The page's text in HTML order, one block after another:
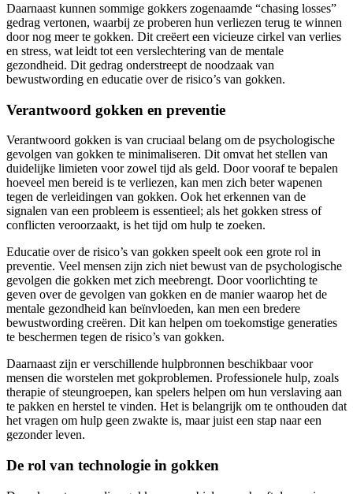
Daarnaast kunnen sommige gokkers zogenaamde “chasing losses”
gedrag vertonen, waarbij ze proberen hun verliezen terug te winnen
door nog meer te gokken. Dit creëert een vicieuze cirkel van verlies
en stress, wat leidt tot een verslechtering van de mentale
gezondheid. Dit gedrag onderstreept de noodzaak van
bewustwording en educatie over de risico’s van gokken.
Verantwoord gokken en preventie
Verantwoord gokken is van cruciaal belang om de psychologische
gevolgen van gokken te minimaliseren. Dit omvat het stellen van
duidelijke limieten voor zowel tijd als geld. Door vooraf te bepalen
hoeveel men bereid is te verliezen, kan men zich beter wapenen
tegen de verleidingen van gokken. Ook het erkennen van de
signalen van een probleem is essentieel; als het gokken stress of
conflicten veroorzaakt, is het tijd om hulp te zoeken.
Educatie over de risico’s van gokken speelt ook een grote rol in
preventie. Veel mensen zijn zich niet bewust van de psychologische
gevolgen die gokken met zich meebrengt. Door voorlichting te
geven over de gevolgen van gokken en de manier waarop het de
mentale gezondheid kan beïnvloeden, kan men een bredere
bewustwording creëren. Dit kan helpen om toekomstige generaties
te beschermen tegen de risico’s van gokken.
Daarnaast zijn er verschillende hulpbronnen beschikbaar voor
mensen die worstelen met gokproblemen. Professionele hulp, zoals
therapie of steungroepen, kan spelers helpen om hun verslaving aan
te pakken en herstel te vinden. Het is belangrijk om te onthouden dat
het vragen om hulp geen zwakte is, maar juist een stap naar een
gezonder leven.
De rol van technologie in gokken